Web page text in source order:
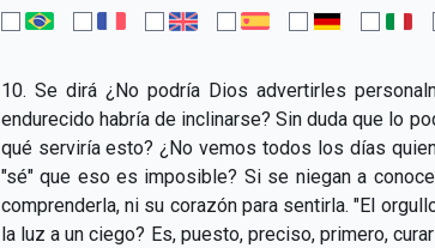
10. Se dirá ¿No podría Dios advertirles
endurecido habría de inclinarse? Sin duda que lo
qué serviría esto? ¿No vemos todos los días
"sé" que eso es imposible? Si se niegan a
comprenderla, ni su corazón para sentirla. "El
la luz a un ciego? Es, puesto, preciso, primero,